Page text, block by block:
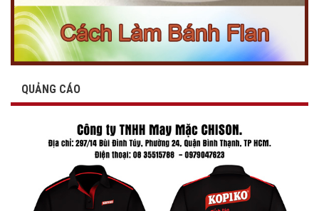
QUẢNG CÁO